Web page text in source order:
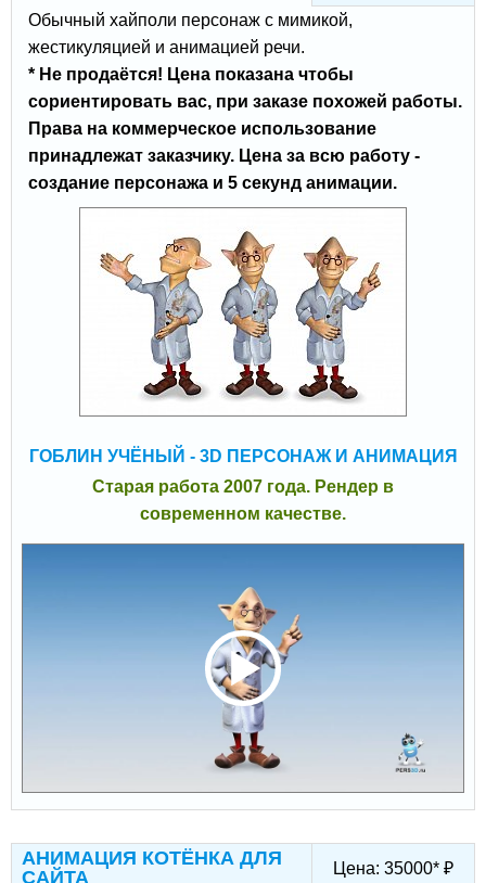
Обычный хайполи персонаж с мимикой,
жестикуляцией и анимацией речи.
* Не продаётся! Цена показана чтобы
сориентировать вас, при заказе похожей работы.
Права на коммерческое использование
принадлежат заказчику. Цена за всю работу -
создание персонажа и 5 секунд анимации.
ГОБЛИН УЧЁНЫЙ - 3D ПЕРСОНАЖ И АНИМАЦИЯ
Старая работа 2007 года. Рендер в
современном качестве.
Цена: 35000* ₽
АНИМАЦИЯ КОТЁНКА ДЛЯ
САЙТА